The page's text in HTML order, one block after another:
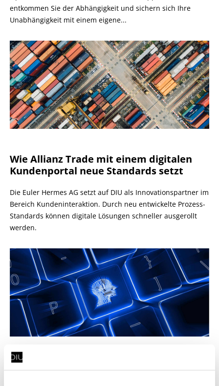
entkommen Sie der Abhängigkeit und sichern sich Ihre
Unabhängigkeit mit einem eigene...
Wie Allianz Trade mit einem digitalen
Kundenportal neue Standards setzt
Die Euler Hermes AG setzt auf DIU als Innovationspartner im
Bereich Kundeninteraktion. Durch neu entwickelte Prozess-
Standards können digitale Lösungen schneller ausgerollt
werden.
Intelligentes Wissensmanagement mit